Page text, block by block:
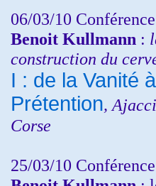
06/03/10 Conférence
Benoit Kullmann :
construction du
I : de la Vanité
Prétention,
Corse
25/03/10 Conférence